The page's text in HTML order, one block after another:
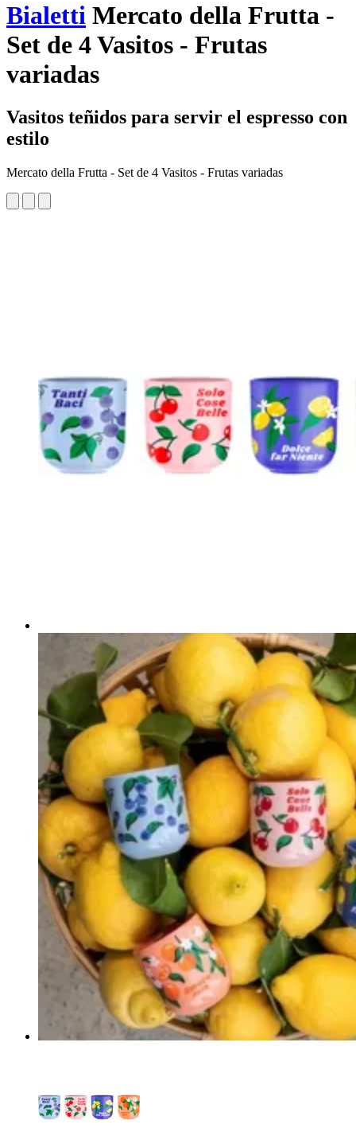
Bialetti Mercato della Frutta -
Set de 4 Vasitos - Frutas
variadas
Vasitos teñidos para servir el espresso con
estilo
Mercato della Frutta - Set de 4 Vasitos - Frutas variadas